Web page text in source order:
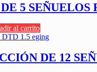
5
al carrito
DE 12